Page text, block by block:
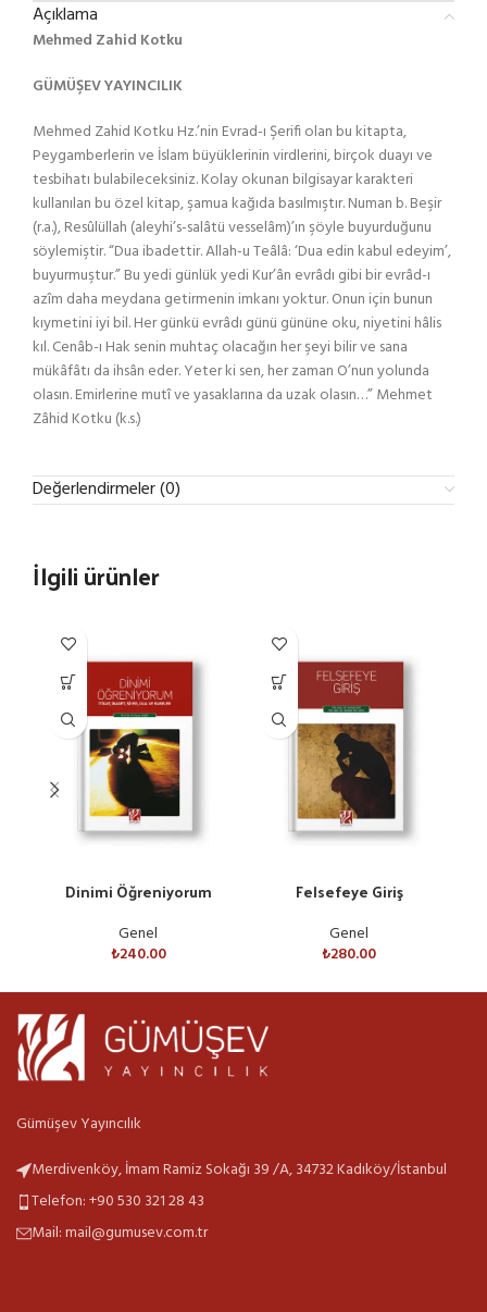
Açıklama
Mehmed Zahid Kotku
GÜMÜŞEV YAYINCILIK
Mehmed Zahid Kotku Hz.’nin Evrad-ı Şerifi olan bu kitapta,
Peygamberlerin ve İslam büyüklerinin virdlerini, birçok duayı ve
tesbihatı bulabileceksiniz. Kolay okunan bilgisayar karakteri
kullanılan bu özel kitap, şamua kağıda basılmıştır. Numan b. Beşir
(r.a.), Resûlüllah (aleyhi’s-salâtü vesselâm)’ın şöyle buyurduğunu
söylemiştir. “Dua ibadettir. Allah-u Teâlâ: ‘Dua edin kabul edeyim’,
buyurmuştur.” Bu yedi günlük yedi Kur’ân evrâdı gibi bir evrâd-ı
azîm daha meydana getirmenin imkanı yoktur. Onun için bunun
kıymetini iyi bil. Her günkü evrâdı günü gününe oku, niyetini hâlis
kıl. Cenâb-ı Hak senin muhtaç olacağın her şeyi bilir ve sana
mükâfâtı da ihsân eder. Yeter ki sen, her zaman O’nun yolunda
olasın. Emirlerine mutî ve yasaklarına da uzak olasın…” Mehmet
Zâhid Kotku (k.s.)
Değerlendirmeler (0)
İlgili ürünler
Dinimi Öğreniyorum
Genel
₺240.00
Felsefeye Giriş
Genel
₺280.00
Gümüşev Yayıncılık
Merdivenköy, İmam Ramiz Sokağı 39 /A, 34732 Kadıköy/İstanbul
Telefon: +90 530 321 28 43
Mail: mail@gumusev.com.tr